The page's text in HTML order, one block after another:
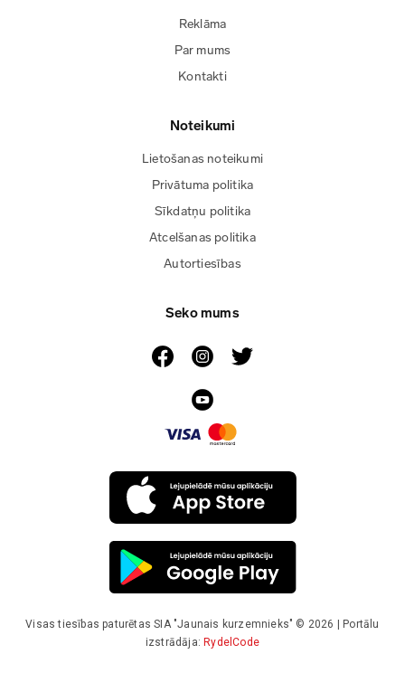
Reklāma
Par mums
Kontakti
Noteikumi
Lietošanas noteikumi
Privātuma politika
Sīkdatņu politika
Atcelšanas politika
Autortiesības
Seko mums
Visas tiesības paturētas SIA "Jaunais kurzemnieks" © 2026 | Portālu
izstrādāja: RydelCode